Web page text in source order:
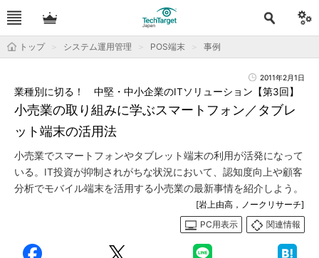
トップ システム運用管理 POS端末 事例
2011年2月1日
小売業の取り組みに学ぶスマートフォン／タブレ
ット端末の活用法
業種別に切る！ 中堅・中小企業のITソリューション【第3回】
小売業でスマートフォンやタブレット端末の利用が活発になって
いる。IT投資が抑制されがちな状況において、認知度向上や顧客
分析でモバイル端末を活用する小売業の最新事情を紹介しよう。
[岩上由高，ノークリサーチ]
PC用表示
関連情報